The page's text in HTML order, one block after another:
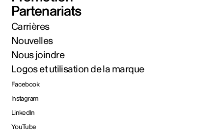
Partenariats
Carrières
Nouvelles
Nous joindre
Logos et utilisation de la marque
Facebook
Instagram
LinkedIn
YouTube